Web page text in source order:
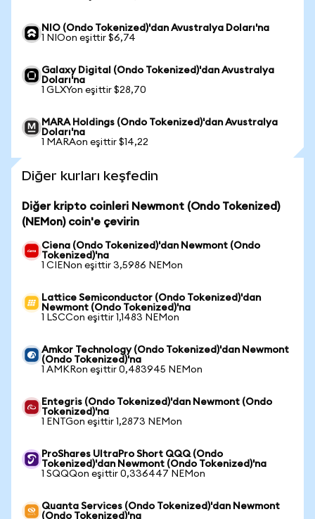
NIO (Ondo Tokenized)'dan Avustralya Doları'na
1 NIOon eşittir $6,74
Galaxy Digital (Ondo Tokenized)'dan Avustralya
Doları'na
1 GLXYon eşittir $28,70
MARA Holdings (Ondo Tokenized)'dan Avustralya
Doları'na
1 MARAon eşittir $14,22
Diğer kurları keşfedin
Diğer kripto coinleri Newmont (Ondo Tokenized)
(NEMon) coin'e çevirin
Ciena (Ondo Tokenized)'dan Newmont (Ondo
Tokenized)'na
1 CIENon eşittir 3,5986 NEMon
Lattice Semiconductor (Ondo Tokenized)'dan
Newmont (Ondo Tokenized)'na
1 LSCCon eşittir 1,1483 NEMon
Amkor Technology (Ondo Tokenized)'dan Newmont
(Ondo Tokenized)'na
1 AMKRon eşittir 0,483945 NEMon
Entegris (Ondo Tokenized)'dan Newmont (Ondo
Tokenized)'na
1 ENTGon eşittir 1,2873 NEMon
ProShares UltraPro Short QQQ (Ondo
Tokenized)'dan Newmont (Ondo Tokenized)'na
1 SQQQon eşittir 0,336447 NEMon
Quanta Services (Ondo Tokenized)'dan Newmont
(Ondo Tokenized)'na